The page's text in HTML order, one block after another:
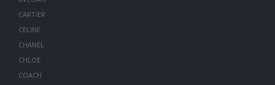
CARTIER
CELINE
CHANEL
CHLOE
COACH